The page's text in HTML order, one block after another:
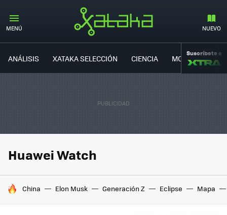
MENÚ NUEVO
ANÁLISIS XATAKA SELECCIÓN CIENCIA MOVILIDAD
Suscríbete a
Huawei Watch
HOY SE HABLA DE
China Elon Musk Generación Z Eclipse Mapa